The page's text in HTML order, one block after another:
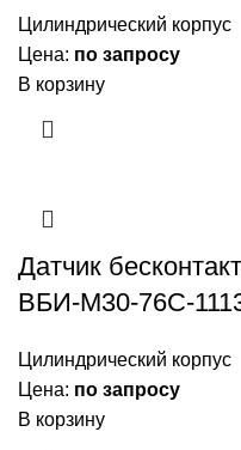
Цилиндрический корпус
Цена: по запросу
В корзину
Датчик
ВБИ-М30-76С-
Цилиндрический корпус
Цена: по запросу
В корзину